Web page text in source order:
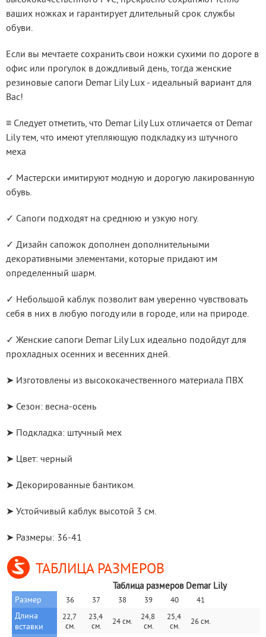
ваших ножках и гарантирует длительный срок службы
обуви.
Если вы мечтаете сохранить свои ножки сухими по дороге в
офис или прогулок в дождливый день, тогда женские
резиновые сапоги Demar Lily Lux - идеальный вариант для
Вас!
≡ Следует отметить, что Demar Lily Lux отличается от Demar
Lily тем, что имеют утепляющую подкладку из штучного
меха
✓ Мастерски имитируют модную и дорогую лакированную
обувь.
✓ Сапоги подходят на среднюю и узкую ногу.
✓ Дизайн сапожок дополнен дополнительными
декоративными элементами, которые придают им
определенный шарм.
✓ Небольшой каблук позволит вам уверенно чувствовать
себя в них в любую погоду или в городе, или на природе.
✓ Женские сапоги Demar Lily Lux идеально подойдут для
прохладных осенних и весенних дней.
➤ Изготовлены из высококачественного материала ПВХ
➤ Сезон: весна-осень
➤ Подкладка: штучный мех
➤ Цвет: черный
➤ Декорированные бантиком.
➤ Устойчивый каблук высотой 3 см.
➤ Размеры: 36-41
ТАБЛИЦА РАЗМЕРОВ
Таблица размеров Demar Lily
Размер 36 37 38 39 40 41
Длина
вставки
22,7
см.
23,4
см.
24 см.
24,8
см.
25,4
см.
26 см.